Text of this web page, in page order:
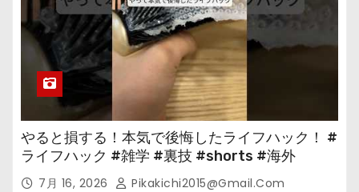
やると損する！本気で後悔したライフハック！ #
ライフハック #雑学 #裏技 #shorts #海外
7月 16, 2026 Pikakichi2015@gmail.com